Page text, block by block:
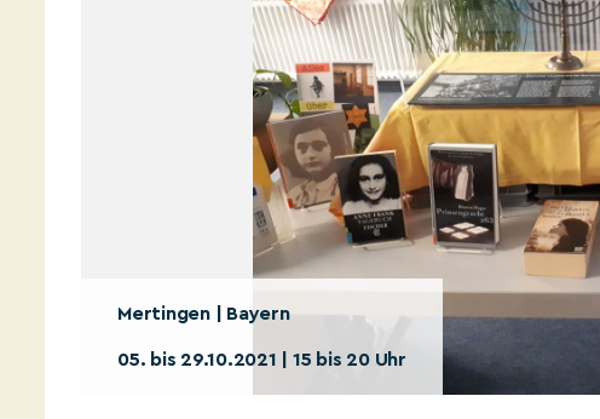
Mertingen | Bayern
05. bis 29.10.2021 | 15 bis 20 Uhr